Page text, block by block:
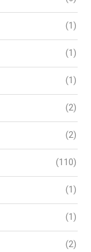
(1)
(1)
(1)
(2)
(2)
(110)
(1)
(1)
(2)